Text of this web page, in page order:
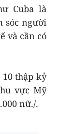
Cuba là
sóc người
và cần có
thập kỷ
vực Mỹ
nữ./.